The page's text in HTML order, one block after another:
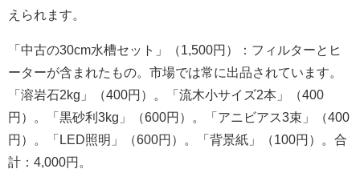
えられます。
「中古の30cm水槽セット」（1,500円）：フィルターとヒ
ーターが含まれたもの。市場では常に出品されています。
「溶岩石2kg」（400円）。「流木小サイズ2本」（400
円）。「黒砂利3kg」（600円）。「アニビアス3束」（400
円）。「LED照明」（600円）。「背景紙」（100円）。合
計：4,000円。